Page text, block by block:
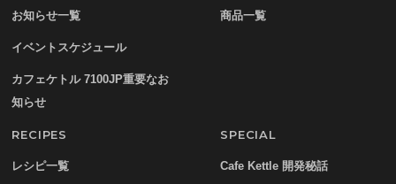
お知らせ一覧
イベントスケジュール
カフェケトル 7100JP重要なお
知らせ
商品一覧
RECIPES
レシピ一覧
SPECIAL
Cafe Kettle 開発秘話